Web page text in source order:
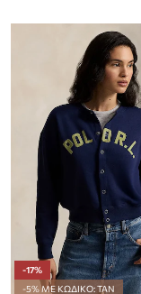
-17%
-5% ΜΕ ΚΩΔΙΚΟ: TAN